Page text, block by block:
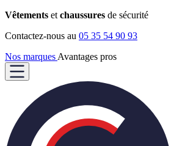
Vêtements et chaussures de sécurité
Contactez-nous au 05 35 54 90 93
Nos marques Avantages pros